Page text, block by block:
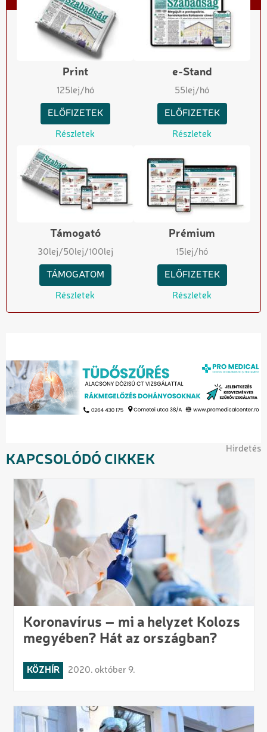
Print
125lej/hó
ELŐFIZETEK
Részletek
e-Stand
55lej/hó
ELŐFIZETEK
Részletek
Támogató
30lej/50lej/100lej
TÁMOGATOM
Részletek
Prémium
15lej/hó
ELŐFIZETEK
Részletek
Hirdetés
KAPCSOLÓDÓ CIKKEK
Koronavírus – mi a helyzet Kolozs
megyében? Hát az országban?
KÖZHÍR 2020. október 9.